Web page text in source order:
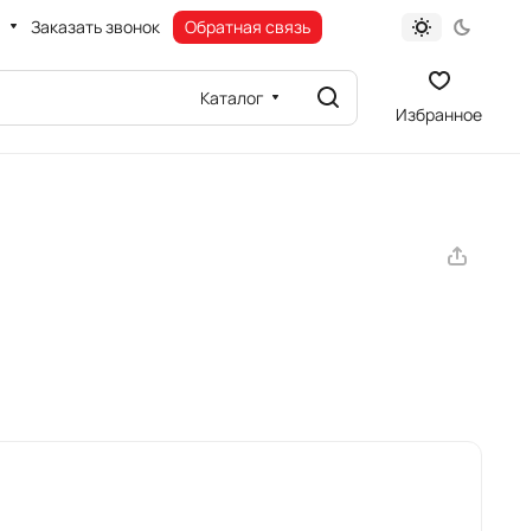
Заказать звонок Обратная связь
Каталог
Избранное